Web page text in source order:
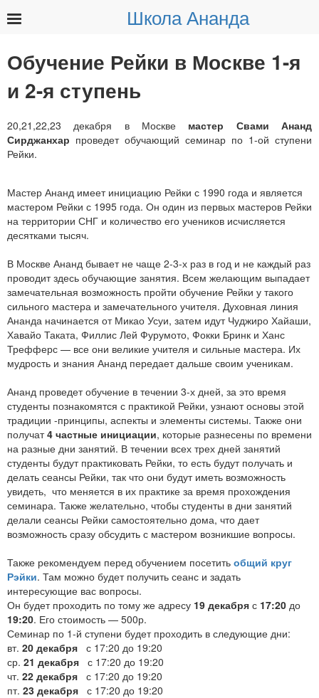
Школа Ананда
Обучение Рейки в Москве 1-я
и 2-я ступень
20,21,22,23 декабря в Москве мастер Свами Ананд
Сирджанхар проведет обучающий семинар по 1-ой ступени
Рейки.
Мастер Ананд имеет инициацию Рейки с 1990 года и является
мастером Рейки с 1995 года. Он один из первых мастеров Рейки
на территории СНГ и количество его учеников исчисляется
десятками тысяч.
В Москве Ананд бывает не чаще 2-3-х раз в год и не каждый раз
проводит здесь обучающие занятия. Всем желающим выпадает
замечательная возможность пройти обучение Рейки у такого
сильного мастера и замечательного учителя. Духовная линия
Ананда начинается от Микао Усуи, затем идут Чуджиро Хайаши,
Хавайо Таката, Филлис Лей Фурумото, Фокки Бринк и Ханс
Трефферс — все они великие учителя и сильные мастера. Их
мудрость и знания Ананд передает дальше своим ученикам.
Ананд проведет обучение в течении 3-х дней, за это время
студенты познакомятся с практикой Рейки, узнают основы этой
традиции -принципы, аспекты и элементы системы. Также они
получат4 частные инициации, которые разнесены по времени
на разные дни занятий. В течении всех трех дней занятий
студенты будут практиковать Рейки, то есть будут получать и
делать сеансы Рейки, так что они будут иметь возможность
увидеть, что меняется в их практике за время прохождения
семинара. Также желательно, чтобы студенты в дни занятий
делали сеансы Рейки самостоятельно дома, что дает
возможность сразу обсудить с мастером возникшие вопросы.
Также рекомендуем перед обучением посетить общий круг
Рэйки. Там можно будет получить сеанс и задать
интересующие вас вопросы.
Он будет проходить по тому же адресу 19 декабря с 17:20 до
19:20. Его стоимость — 500р.
Семинар по 1-й ступени будет проходить в следующие дни:
вт. 20 декабря с 17:20 до 19:20
ср. 21 декабря с 17:20 до 19:20
чт. 22 декабря с 17:20 до 19:20
пт. 23 декабря с 17:20 до 19:20